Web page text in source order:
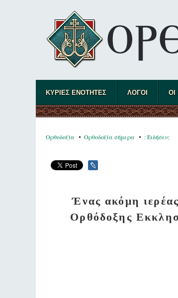
ΚΥΡΙΕΣ ΕΝΟΤΗΤΕΣ ΛΟΓΟΙ ΟΙ
Ορθοδοξία Ορθοδοξία σήμερα : Ειδήσεις
Ένας ακόμη
Ορθόδοξης